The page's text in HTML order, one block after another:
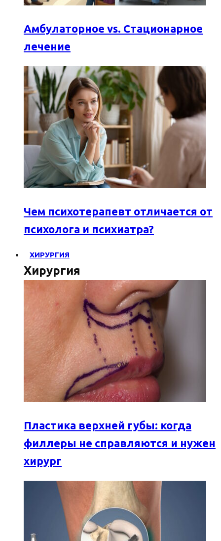
Амбулаторное vs. Стационарное
лечение
Чем психотерапевт отличается от
психолога и психиатра?
ХИРУРГИЯ
Хирургия
Пластика верхней губы: когда
филлеры не справляются и нужен
хирург